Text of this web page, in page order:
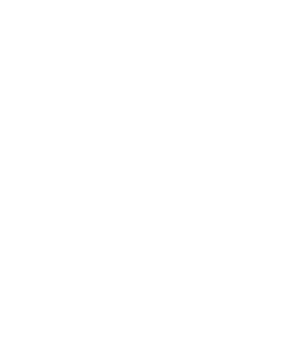
ましたっていう
ロとアウトロの
これが
ねその残り5
ょうこれなん
ね睡眠の質を
すけど
んですかじゃあ
するんですか